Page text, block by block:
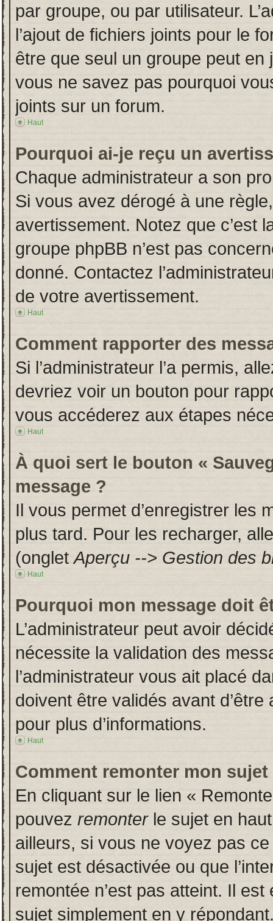
par groupe, ou par utilisateur.
l’ajout de fichiers joints pour le
être que seul un groupe peut en
vous ne savez pas pourquoi
joints sur un forum.
Haut
Pourquoi ai-je reçu un
Chaque administrateur a son
Si vous avez dérogé à une
avertissement. Notez que c’est
groupe phpBB n’est pas
donné. Contactez
de votre avertissement.
Haut
Comment rapporter des
Si l’administrateur l’a permis,
devriez voir un bouton pour
vous accéderez aux étapes
Haut
À quoi sert le bouton «
message ?
Il vous permet d’enregistrer les
plus tard. Pour les recharger,
(ongletAperçu --> Gestion des
Haut
Pourquoi mon message doit
L’administrateur peut avoir
nécessite la validation des
l’administrateur vous ait placé
doivent être validés avant
pour plus d’informations.
Haut
Comment remonter mon sujet
En cliquant sur le lien «
pouvez remonterle sujet en
ailleurs, si vous ne voyez pas
sujet est désactivée ou que
remontée n’est pas atteint. Il
sujet simplement en y